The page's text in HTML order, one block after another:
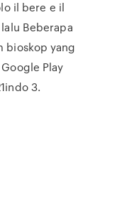
il bere e il
Beberapa
bioskop yang
Play
3.